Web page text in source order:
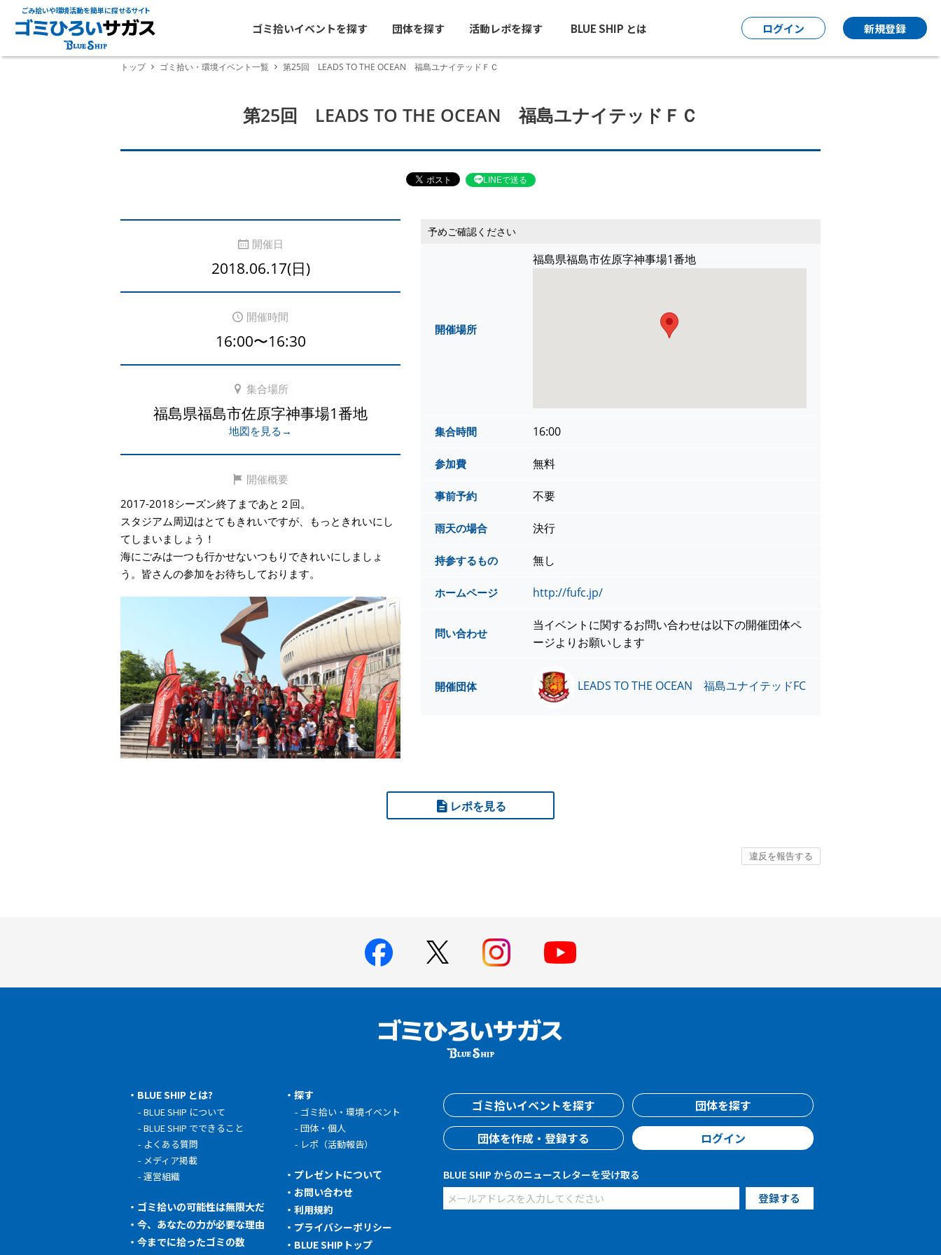
ごみ拾いや環境活動を簡単に探せるサイト
ゴミ拾いイベントを探す 団体を探す 活動レポを探す BLUE SHIP とは ログイン 新規登録
トップ ゴミ拾い・環境イベント一覧 第25回 LEADS TO THE OCEAN 福島ユナイテッドＦＣ
第25回 LEADS TO THE OCEAN 福島ユナイテッドＦＣ
LINEで送る
開催日
2018.06.17(日)
開催時間
16:00〜16:30
集合場所
福島県福島市佐原字神事場1番地
地図を見る→
開催概要
2017-2018シーズン終了まであと２回。
スタジアム周辺はとてもきれいですが、もっときれいにし
てしまいましょう！
海にごみは一つも行かせないつもりできれいにしましょ
う。皆さんの参加をお待ちしております。
予めご確認ください
開催場所
福島県福島市佐原字神事場1番地
集合時間 16:00
参加費 無料
事前予約 不要
雨天の場合 決行
持参するもの 無し
ホームページ http://fufc.jp/
問い合わせ
当イベントに関するお問い合わせは以下の開催団体ペ
ージよりお願いします
開催団体 LEADS TO THE OCEAN 福島ユナイテッドFC
レポを見る
BLUE SHIP とは?
BLUE SHIP について
BLUE SHIP でできること
よくある質問
メディア掲載
運営組織
ゴミ拾いの可能性は無限大だ
今、あなたの力が必要な理由
今までに拾ったゴミの数
探す
ゴミ拾い・環境イベント
団体・個人
レポ（活動報告）
プレゼントについて
お問い合わせ
利用規約
プライバシーポリシー
BLUE SHIPトップ
ゴミ拾いイベントを探す
団体を探す
団体を作成・登録する
ログイン
BLUE SHIP からのニュースレターを受け取る